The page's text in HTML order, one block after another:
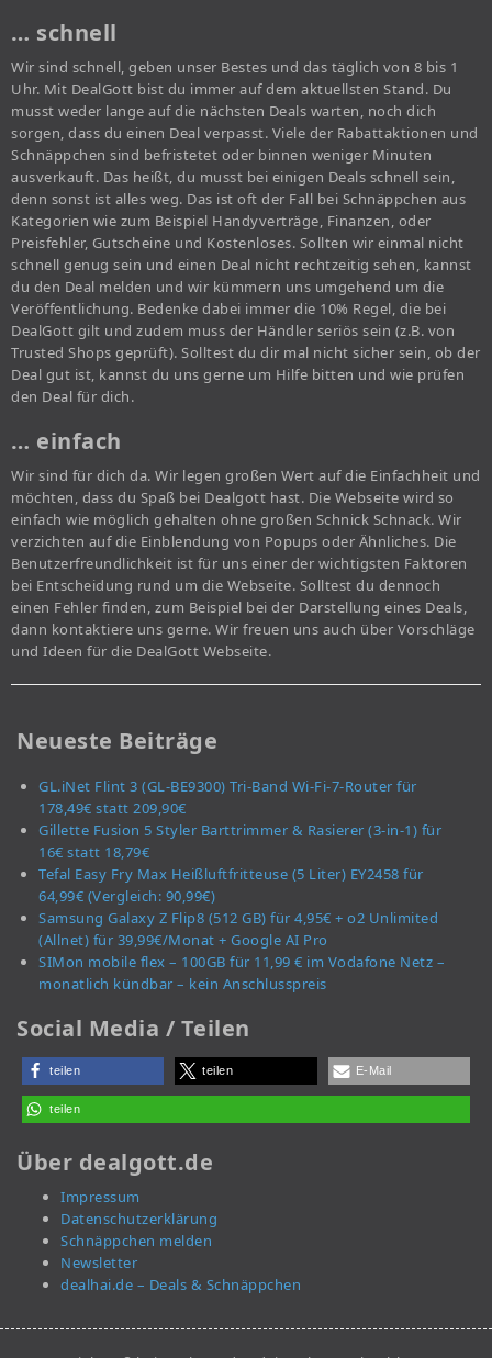
… schnell
Wir sind schnell, geben unser Bestes und das täglich von 8 bis 1
Uhr. Mit DealGott bist du immer auf dem aktuellsten Stand. Du
musst weder lange auf die nächsten Deals warten, noch dich
sorgen, dass du einen Deal verpasst. Viele der Rabattaktionen und
Schnäppchen sind befristetet oder binnen weniger Minuten
ausverkauft. Das heißt, du musst bei einigen Deals schnell sein,
denn sonst ist alles weg. Das ist oft der Fall bei Schnäppchen aus
Kategorien wie zum Beispiel Handyverträge, Finanzen, oder
Preisfehler, Gutscheine und Kostenloses. Sollten wir einmal nicht
schnell genug sein und einen Deal nicht rechtzeitig sehen, kannst
du den Deal melden und wir kümmern uns umgehend um die
Veröffentlichung. Bedenke dabei immer die 10% Regel, die bei
DealGott gilt und zudem muss der Händler seriös sein (z.B. von
Trusted Shops geprüft). Solltest du dir mal nicht sicher sein, ob der
Deal gut ist, kannst du uns gerne um Hilfe bitten und wie prüfen
den Deal für dich.
… einfach
Wir sind für dich da. Wir legen großen Wert auf die Einfachheit und
möchten, dass du Spaß bei Dealgott hast. Die Webseite wird so
einfach wie möglich gehalten ohne großen Schnick Schnack. Wir
verzichten auf die Einblendung von Popups oder Ähnliches. Die
Benutzerfreundlichkeit ist für uns einer der wichtigsten Faktoren
bei Entscheidung rund um die Webseite. Solltest du dennoch
einen Fehler finden, zum Beispiel bei der Darstellung eines Deals,
dann kontaktiere uns gerne. Wir freuen uns auch über Vorschläge
und Ideen für die DealGott Webseite.
Neueste Beiträge
GL.iNet Flint 3 (GL-BE9300) Tri-Band Wi-Fi-7-Router für
178,49€ statt 209,90€
Gillette Fusion 5 Styler Barttrimmer & Rasierer (3-in-1) für
16€ statt 18,79€
Tefal Easy Fry Max Heißluftfritteuse (5 Liter) EY2458 für
64,99€ (Vergleich: 90,99€)
Samsung Galaxy Z Flip8 (512 GB) für 4,95€ + o2 Unlimited
(Allnet) für 39,99€/Monat + Google AI Pro
SIMon mobile flex – 100GB für 11,99 € im Vodafone Netz –
monatlich kündbar – kein Anschlusspreis
Social Media / Teilen
teilen teilen E-Mail
teilen
Über dealgott.de
Impressum
Datenschutzerklärung
Schnäppchen melden
Newsletter
dealhai.de – Deals & Schnäppchen